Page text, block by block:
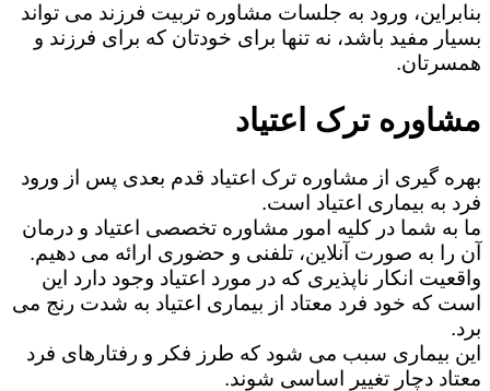
بنابراین، ورود به جلسات مشاوره تربیت فرزند می تواند
بسیار مفید باشد، نه تنها برای خودتان که برای فرزند و
همسرتان.
مشاوره ترک اعتیاد
بهره گیری از مشاوره ترک اعتیاد قدم بعدی پس از ورود
فرد به بیماری اعتیاد است.
ما به شما در کلیه امور مشاوره تخصصی اعتیاد و درمان
آن را به صورت آنلاین، تلفنی و حضوری ارائه می دهیم.
واقعیت انکار ناپذیری که در مورد اعتیاد وجود دارد این
است که خود فرد معتاد از بیماری اعتیاد به شدت رنج می
برد.
این بیماری سبب می شود که طرز فکر و رفتارهای فرد
معتاد دچار تغییر اساسی شوند.